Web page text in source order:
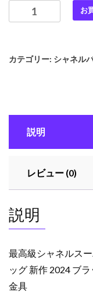
高
ャ
ー
ー
ャ
ネ
バ
ッ
グ
お
カテゴリー: シャネル
説明
レビュー (0)
説明
最高級シャネルス
ッグ 新作 2024 ブ
金具